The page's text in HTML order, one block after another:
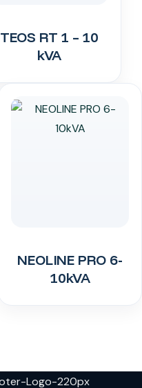
TEOS RT 1 – 10
kVA
NEOLINE PRO 6-
10kVA